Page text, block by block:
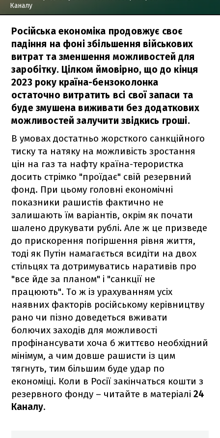
Каналу
Російська економіка продовжує своє
падіння на фоні збільшення військових
витрат та зменшення можливостей для
заробітку. Цілком ймовірно, що до кінця
2023 року країна-бензоколонка
остаточно витратить всі свої запаси та
буде змушена виживати без додаткових
можливостей залучити звідкись гроші.
В умовах достатньо жорсткого санкційного
тиску та натяку на можливість зростання
цін на газ та нафту країна-терористка
досить стрімко "проїдає" свій резервний
фонд. При цьому головні економічні
показники рашистів фактично не
залишають їм варіантів, окрім як почати
шалено друкувати рублі. Але ж це призведе
до прискорення погіршення рівня життя,
тоді як Путін намагається всидіти на двох
стільцях та дотримуватись наративів про
"все йде за планом" і "санкції не
працюють". То ж із урахуванням усіх
наявних факторів російському керівництву
рано чи пізно доведеться вживати
болючих заходів для можливості
профінансувати хоча б життєво необхідний
мінімум, а чим довше рашисти із цим
тягнуть, тим більшим буде удар по
економіці. Коли в Росії закінчаться кошти з
резервного фонду – читайте в матеріалі 24
Каналу.